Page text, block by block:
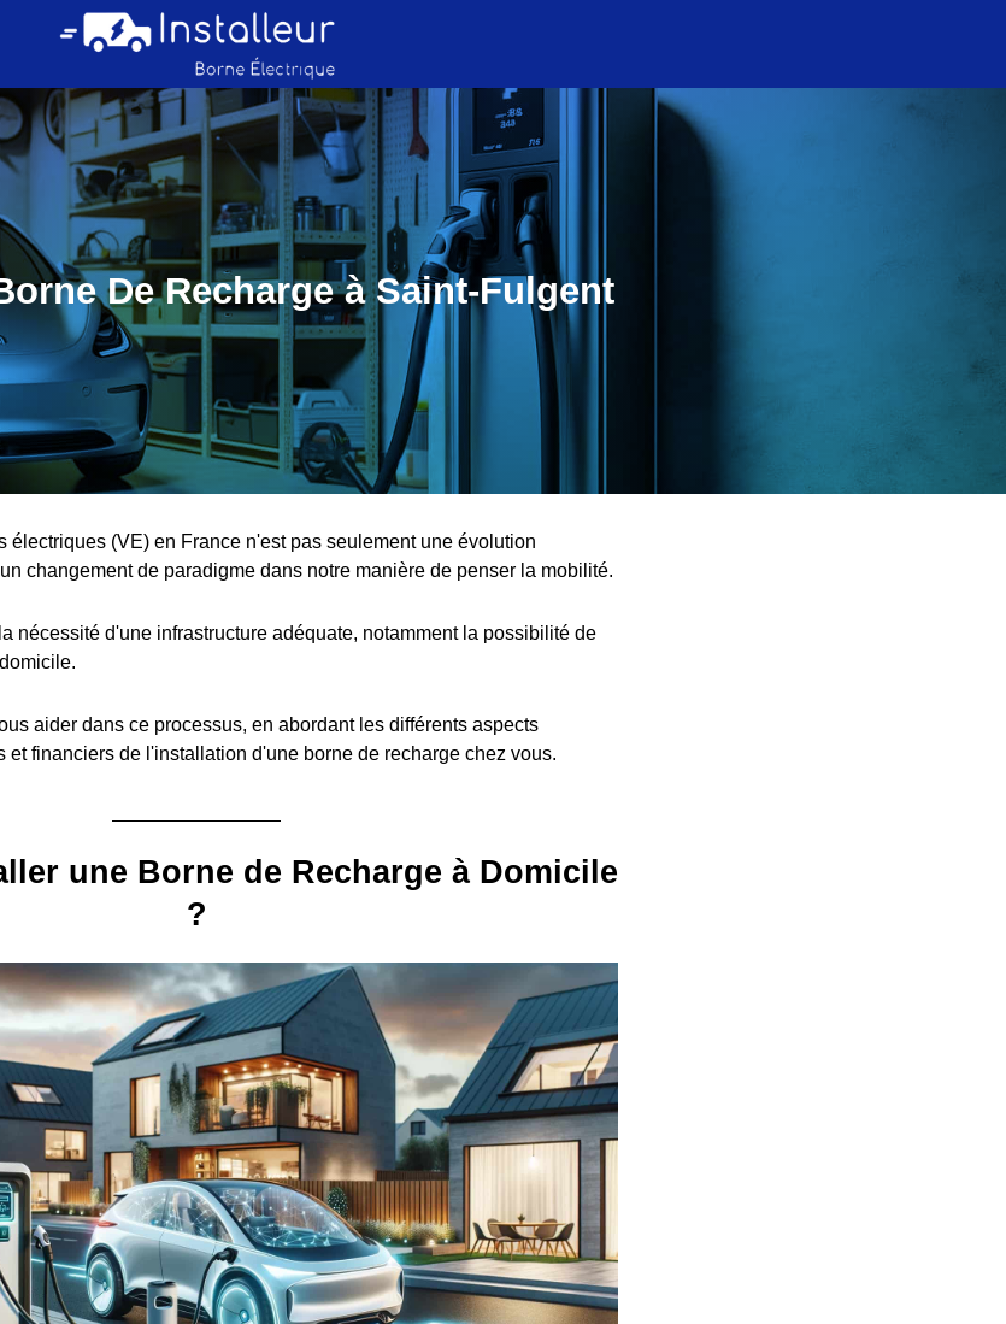
De Recharge à Saint-Fulgent
électriques (VE) en France n'est pas seulement une évolution
changement de paradigme dans notre manière de penser la mobilité.
nécessité d'une infrastructure adéquate, notamment la possibilité de
aider dans ce processus, en abordant les différents aspects
et financiers de l'installation d'une borne de recharge chez vous.
une Borne de Recharge à Domicile
?